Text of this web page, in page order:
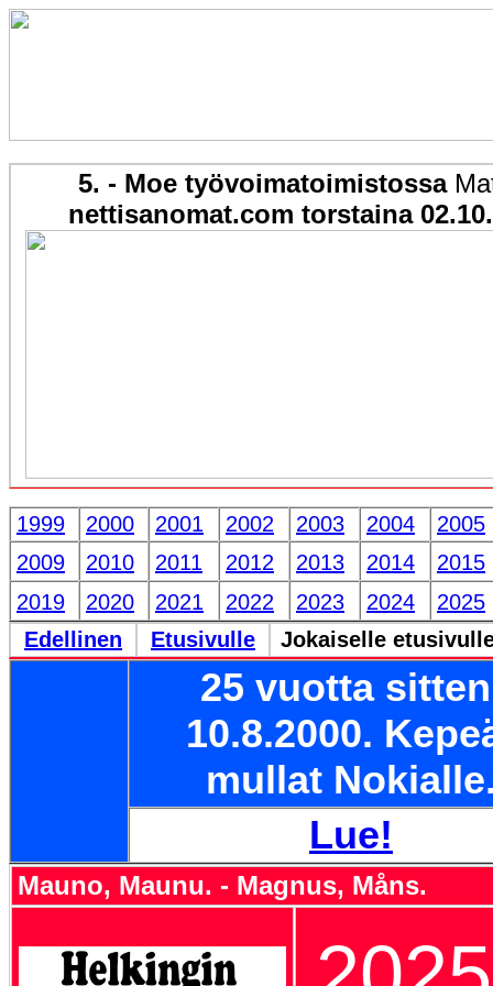
5. - Moe työvoimatoimistossa
nettisanomat.com torstaina
1999 2000 2001 2002 2003 2004
2005
2009
2010 2011 2012 2013 2014
2015
2019
2020 2021 2022 2023 2024
2025
Edellinen
Etusivulle Jokaiselle
25 vuotta
10.8.2000.
mullat
Lue!
Mauno, Maunu. - Magnus, Måns.